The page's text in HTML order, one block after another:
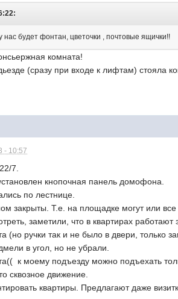
нас будет фонтан, цветочки , почтовые ящички!!
комната!
(сразу при входе к лифтам) стояла
- 10:57
7.
кнопочная панель домофона.
по лестнице.
закрыты. Т.е. на площадке могут или
заметили, что в квартирах работают
(но ручки так и не было в двери, только
в угол, но не убрали.
к моему подъезду можно подъехать
сквозное движение.
квартиры. Предлагают даже